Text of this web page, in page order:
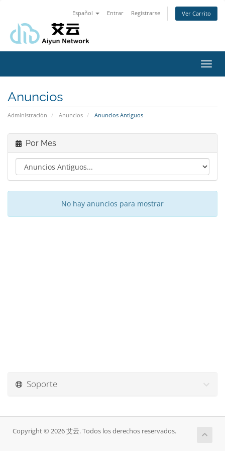
Español Entrar Registrarse Ver Carrito
Anuncios
Administración Anuncios Anuncios Antiguos
Por Mes
No hay anuncios para mostrar
Soporte
Copyright © 2026 艾云. Todos los derechos reservados.